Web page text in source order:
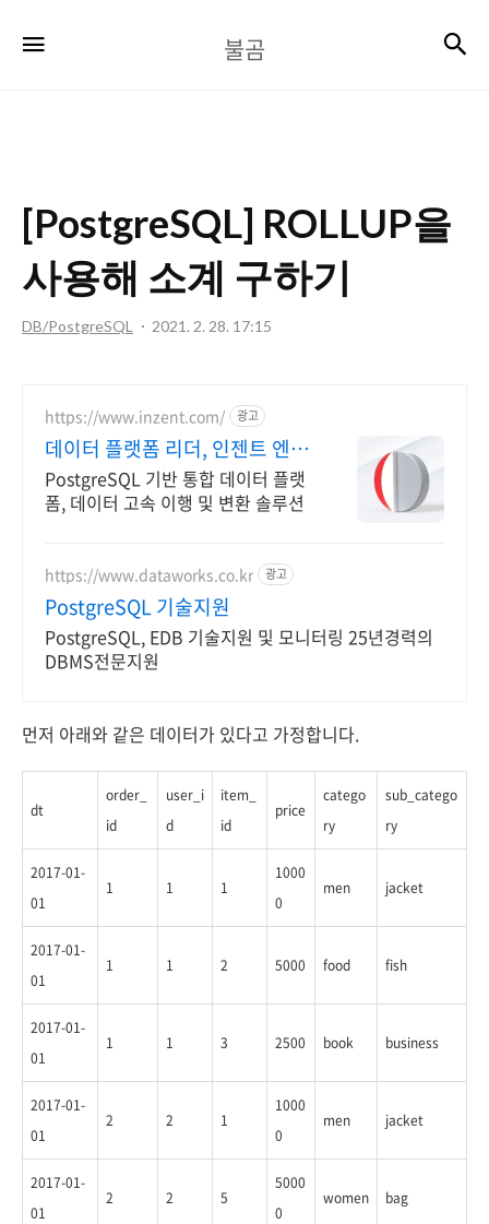
곰
불곰
[PostgreSQL] ROLLUP을
사용해 소계 구하기
DB/PostgreSQL 2021. 2. 28. 17:15
https://www.inzent.com/ 광고
데이터 플랫폼 리더, 인젠트 엔터
프라이즈 환경 대응
PostgreSQL 기반 통합 데이터 플랫
폼, 데이터 고속 이행 및 변환 솔루션
https://www.dataworks.co.kr 광고
PostgreSQL 기술지원
PostgreSQL, EDB 기술지원 및 모니터링 25년경력의
DBMS전문지원
먼저 아래와 같은 데이터가 있다고 가정합니다.
dt
order_
id
user_i
d
item_
id
price
catego
ry
sub_catego
ry
2017-01-
01
1 1 1
1000
0
men jacket
2017-01-
01
1 1 2 5000 food fish
2017-01-
01
1 1 3 2500 book business
2017-01-
01
2 2 1
1000
0
men jacket
2017-01-
01
2 2 5
5000
0
women bag